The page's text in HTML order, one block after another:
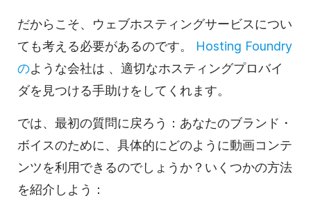
だからこそ、ウェブホスティングサービスについ
ても考える必要があるのです。 Hosting Foundry
のような会社は 、適切なホスティングプロバイ
ダを見つける手助けをしてくれます。
では、最初の質問に戻ろう：あなたのブランド・
ボイスのために、具体的にどのように動画コンテ
ンツを利用できるのでしょうか？いくつかの方法
を紹介しよう：